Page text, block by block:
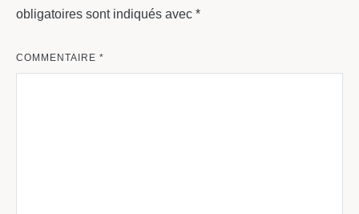
obligatoires sont indiqués avec *
COMMENTAIRE *